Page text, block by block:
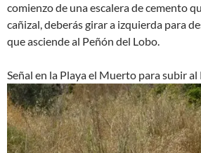
comienzo de una escalera de cemento
cañizal, deberás girar a izquierda para
que asciende al Peñón del Lobo.
Señal en la Playa el Muerto para subir